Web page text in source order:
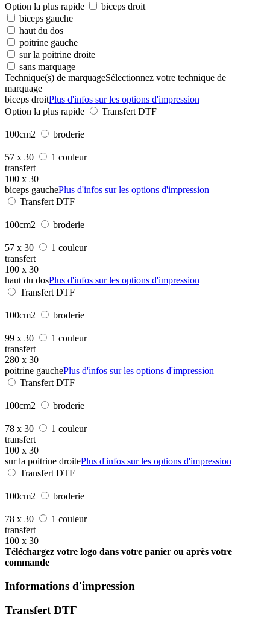
Option la plus rapide
biceps droit
biceps gauche
haut du dos
poitrine gauche
sur la poitrine droite
sans marquage
Technique(s) de marquageSélectionnez votre technique de
marquage
biceps droitPlus d'infos sur les options d'impression
Option la plus rapide
Transfert DTF
100cm2 broderie
57 x 30
1 couleur
transfert
100 x 30
biceps gauchePlus d'infos sur les options d'impression
Transfert DTF
100cm2 broderie
57 x 30
1 couleur
transfert
100 x 30
haut du dosPlus d'infos sur les options d'impression
Transfert DTF
100cm2 broderie
99 x 30
1 couleur
transfert
280 x 30
poitrine gauchePlus d'infos sur les options d'impression
Transfert DTF
100cm2 broderie
78 x 30
1 couleur
transfert
100 x 30
sur la poitrine droitePlus d'infos sur les options d'impression
Transfert DTF
100cm2 broderie
78 x 30
1 couleur
transfert
100 x 30
Téléchargez votre logo dans votre panier ou après votre
commande
Informations d'impression
Transfert DTF